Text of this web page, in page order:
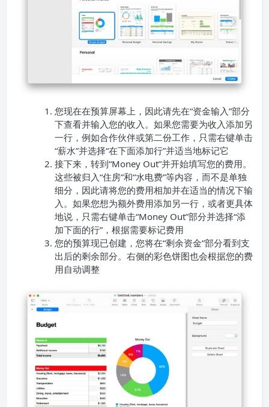
您现在在预算屏幕上，因此请先在“资金输入”部分
下查看并输入您的收入。如果您需要为收入添加另
一行，例如合作伙伴或第二份工作，只需右键单击
“薪水”并选择“在下面添加行”并适当地标记它
接下来，转到“Money Out”并开始填写您的费用。
这些被归入“住房”和“水电费”等内容，而不是单独
细分，因此请将您的费用相加并在适当的情况下输
入。如果您想为额外费用添加另一行，或者更具体
地说，只需右键单击“Money Out”部分并选择“添
加下面的行”，根据需要标记费用
您的预算现已创建，您将在“剩余资金”部分看到支
出后的剩余部分。右侧的彩色饼图也会根据您的费
用自动调整